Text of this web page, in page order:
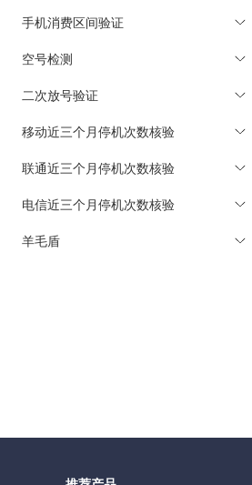
手机消费区间验证
空号检测
二次放号验证
移动近三个月停机次数核验
联通近三个月停机次数核验
电信近三个月停机次数核验
羊毛盾